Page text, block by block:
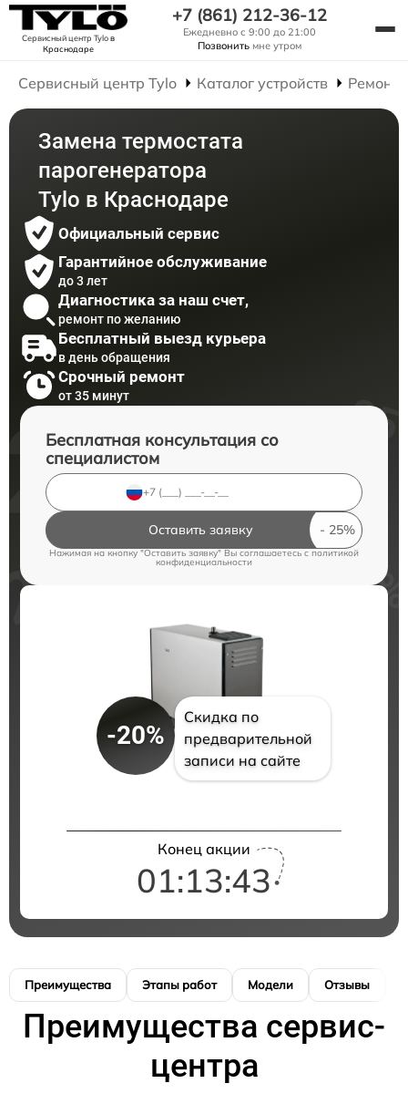
Сервисный центр Tyloв
Краснодаре
+7 (861) 212-36-12
Ежедневно с 9:00 до 21:00
Позвонить мне утром
Сервисный центр Tylo Каталог устройств Ремонт
Замена термостата
парогенератора
Tylo в Краснодаре
Официальный сервис
Гарантийное обслуживание
до 3 лет
Диагностика за наш счет,
ремонт по желанию
Бесплатный выезд курьера
в день обращения
Срочный ремонт
от 35 минут
Бесплатная консультация со
специалистом
Оставить заявку
Нажимая на кнопку "Оставить заявку" Вы соглашаетесь cполитикой
конфиденциальности
-20%
Скидка по
предварительной
записи на сайте
Конец акции
01:13:43
Преимущества Этапы работ Модели Отзывы
Преимущества сервис-
центра